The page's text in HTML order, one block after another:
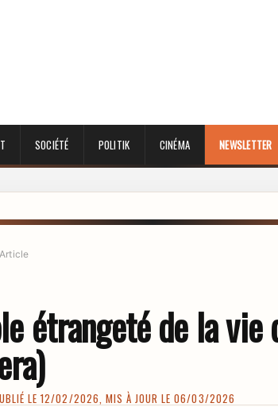
SOCIÉTÉ POLITIK CINÉMA NEWSLETTER
Article
étrangeté de la vie
LE 12/02/2026, MIS À JOUR LE 06/03/2026